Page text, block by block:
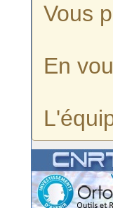
Vous
En